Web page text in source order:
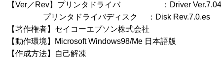
【Ver／Rev】プリンタドライバ　　　　　 ：Driver Ver.7.04
プリンタドライバディスク　 ：Disk Rev.7.0.es
【著作権者】セイコーエプソン株式会社
【動作環境】Microsoft Windows98/Me 日本語版
【作成方法】自己解凍